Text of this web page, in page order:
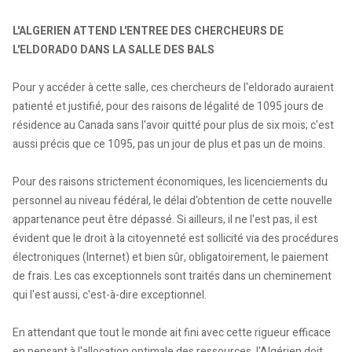
L'ALGERIEN ATTEND L'ENTREE DES CHERCHEURS DE
L'ELDORADO DANS LA SALLE DES BALS
Pour y accéder à cette salle, ces chercheurs de l'eldorado auraient
patienté et justifié, pour des raisons de légalité de 1095 jours de
résidence au Canada sans l'avoir quitté pour plus de six mois; c'est
aussi précis que ce 1095, pas un jour de plus et pas un de moins.
Pour des raisons strictement économiques, les licenciements du
personnel au niveau fédéral, le délai d'obtention de cette nouvelle
appartenance peut être dépassé. Si ailleurs, il ne l'est pas, il est
évident que le droit à la citoyenneté est sollicité via des procédures
électroniques (Internet) et bien sûr, obligatoirement, le paiement
de frais. Les cas exceptionnels sont traités dans un cheminement
qui l'est aussi, c'est-à-dire exceptionnel.
En attendant que tout le monde ait fini avec cette rigueur efficace